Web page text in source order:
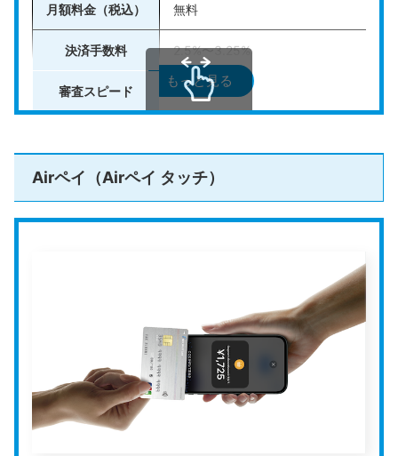
月額料金（税込） 無料
決済手数料 2.5%〜3.25%
審査スピード 最短15分
運営会社 Square株式会社
スクロールできます
Square
で、iPho
neだけでクレジットカードのタッチ決済を受け付ける
アカウント登録から最短15分で利用を開始でき、決済手
数料は2.5％からと明確。POSレジやネットショップ機
能も無料で利用できるため、小規模から中規模の店舗ま
もっと見る
Airペイ（Airペイ タッチ）